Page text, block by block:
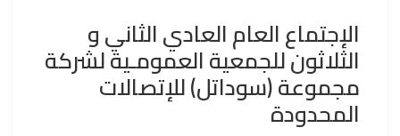
الإجتماع العام العادي الثاني و
الثلاثون للجمعية العمومـية لشركة
مجموعة (سوداتل) للإتصالات
المحدودة